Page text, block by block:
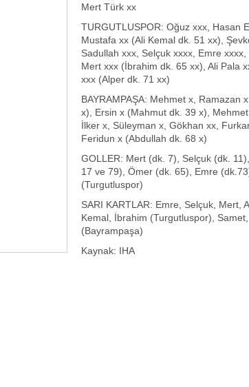
Mert Türk xx
TURGUTLUSPOR: Oğuz xxx, Hasan
Mustafa xx (Ali Kemal dk. 51 xx),
Sadullah xxx, Selçuk xxxx, Emre xxxx,
Mert xxx (İbrahim dk. 65 xx), Ali Pala
xxx (Alper dk. 71 xx)
BAYRAMPAŞA: Mehmet x, Ramazan
x), Ersin x (Mahmut dk. 39 x), Mehmet
İlker x, Süleyman x, Gökhan xx,
Feridun x (Abdullah dk. 68 x)
GOLLER: Mert (dk. 7), Selçuk (dk.
17 ve 79), Ömer (dk. 65), Emre
(Turgutluspor)
SARI KARTLAR: Emre, Selçuk, Mert,
Kemal, İbrahim (Turgutluspor),
(Bayrampaşa)
Kaynak: IHA